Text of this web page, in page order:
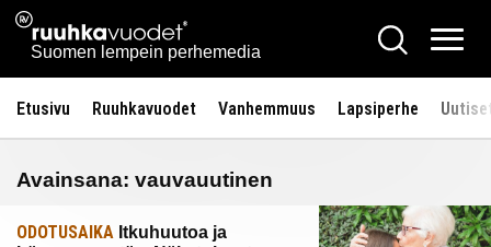
Siirry
sisältöön
Ruuhkavuodet.fi
Suomen lempein perhemedia
Hae
Etusivu Ruuhkavuodet Vanhemmuus Lapsiperhe
Avainsana: vauvauutinen
ODOTUSAIKA Itkuhuutoa ja